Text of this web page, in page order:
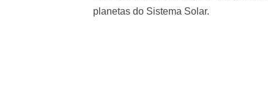
planetas do Sistema Solar.